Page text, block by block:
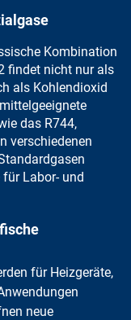
Kombination
findet nicht nur als
als Kohlendioxid
das R744,
verschiedenen
für Labor- und
für Heizgeräte,
neue